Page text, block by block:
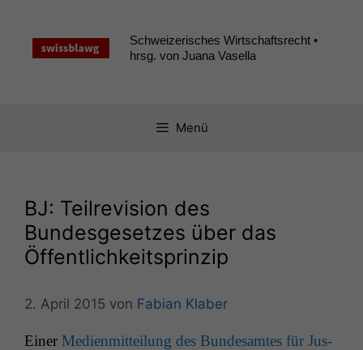
springen
Schweizerisches Wirtschaftsrecht •
hrsg. von Juana Vasella
Menü
BJ: Teilrevision des
Bundesgesetzes über das
Öffentlichkeitsprinzip
2. April 2015 von Fabian Klaber
Ein­er Medi­en­mit­teilung des Bun­de­samtes für Jus­